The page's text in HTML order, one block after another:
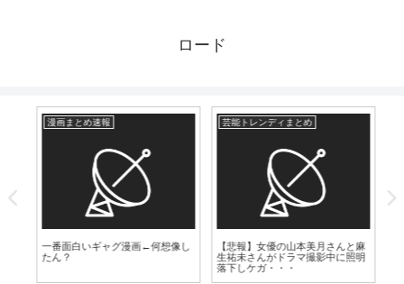
ロード
漫画まとめ速報
一番面白いギャグ漫画←何想像し
たん？
芸能トレンディまとめ
【悲報】女優の山本美月さんと麻
生祐未さんがドラマ撮影中に照明
落下しケガ・・・